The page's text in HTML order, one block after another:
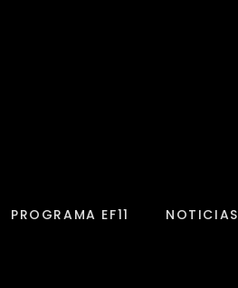
PROGRAMA EF11 NOTICIAS